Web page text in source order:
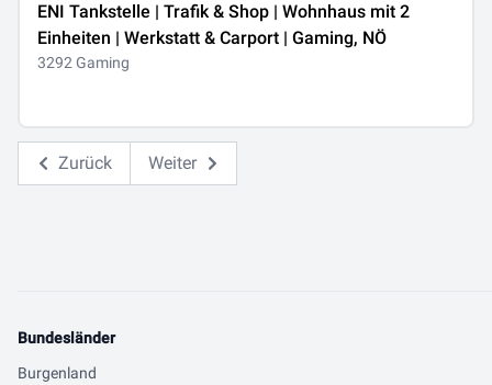
ENI Tankstelle | Trafik & Shop | Wohnhaus mit 2
Einheiten | Werkstatt & Carport | Gaming, NÖ
3292 Gaming
Zurück Weiter
Bundesländer
Burgenland